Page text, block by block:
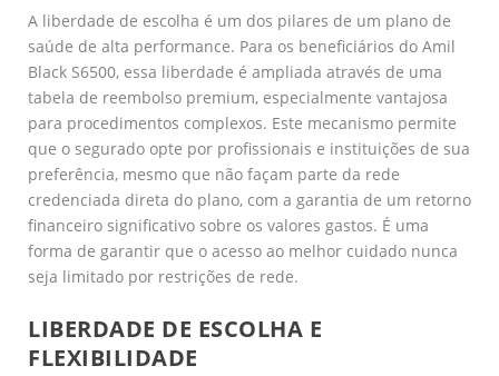
A liberdade de escolha é um dos pilares de um plano de
saúde de alta performance. Para os beneficiários do Amil
Black S6500, essa liberdade é ampliada através de uma
tabela de reembolso premium, especialmente vantajosa
para procedimentos complexos. Este mecanismo permite
que o segurado opte por profissionais e instituições de sua
preferência, mesmo que não façam parte da rede
credenciada direta do plano, com a garantia de um retorno
financeiro significativo sobre os valores gastos. É uma
forma de garantir que o acesso ao melhor cuidado nunca
seja limitado por restrições de rede.
LIBERDADE DE ESCOLHA E
FLEXIBILIDADE